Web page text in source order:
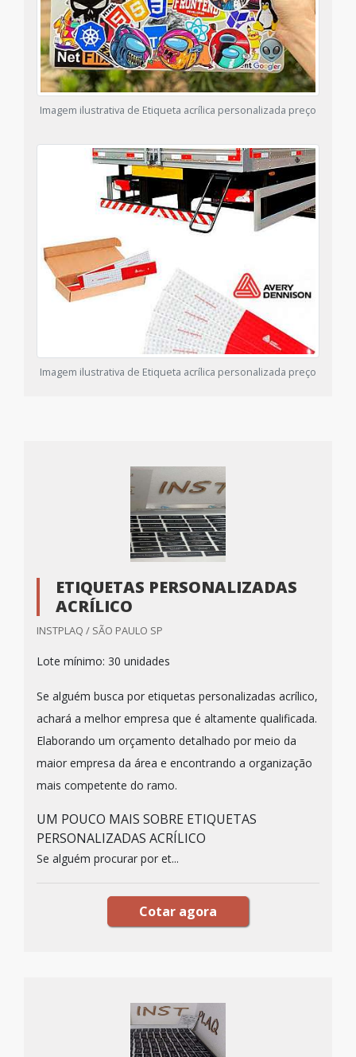
Imagem ilustrativa de Etiqueta acrílica personalizada preço
Imagem ilustrativa de Etiqueta acrílica personalizada preço
ETIQUETAS PERSONALIZADAS
ACRÍLICO
INSTPLAQ / SÃO PAULO SP
Lote mínimo: 30 unidades
Se alguém busca por etiquetas personalizadas acrílico,
achará a melhor empresa que é altamente qualificada.
Elaborando um orçamento detalhado por meio da
maior empresa da área e encontrando a organização
mais competente do ramo.
UM POUCO MAIS SOBRE ETIQUETAS
PERSONALIZADAS ACRÍLICO
Se alguém procurar por et...
Cotar agora